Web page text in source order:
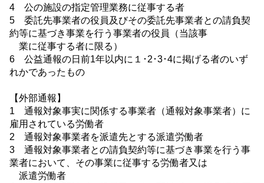
4 公の施設の指定管理業務に従事する者
5 委託先事業者の役員及びその委託先事業者との請負契
約等に基づき事業を行う事業者の役員（当該事
業に従事する者に限る）
6 公益通報の日前1年以内に１･2･3･4に掲げる者のいず
れかであったもの
【外部通報】
1 通報対象事実に関係する事業者（通報対象事業者）に
雇用されている労働者
2 通報対象事業者を派遣先とする派遣労働者
3 通報対象事業者との請負契約等に基づき事業を行う事
業者において、その事業に従事する労働者又は
派遣労働者